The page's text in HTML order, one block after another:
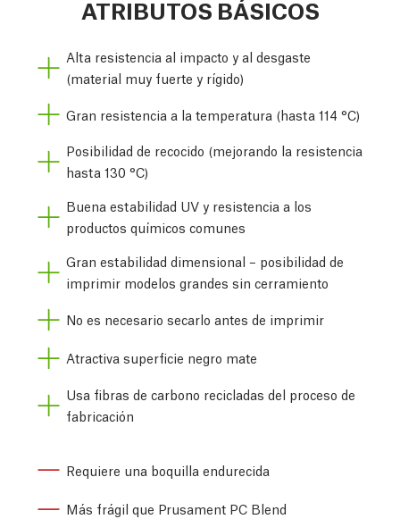
ATRIBUTOS BÁSICOS
Alta resistencia al impacto y al desgaste
(material muy fuerte y rígido)
Gran resistencia a la temperatura (hasta 114 °C)
Posibilidad de recocido (mejorando la resistencia
hasta 130 °C)
Buena estabilidad UV y resistencia a los
productos químicos comunes
Gran estabilidad dimensional – posibilidad de
imprimir modelos grandes sin cerramiento
No es necesario secarlo antes de imprimir
Atractiva superficie negro mate
Usa fibras de carbono recicladas del proceso de
fabricación
Requiere una boquilla endurecida
Más frágil que Prusament PC Blend